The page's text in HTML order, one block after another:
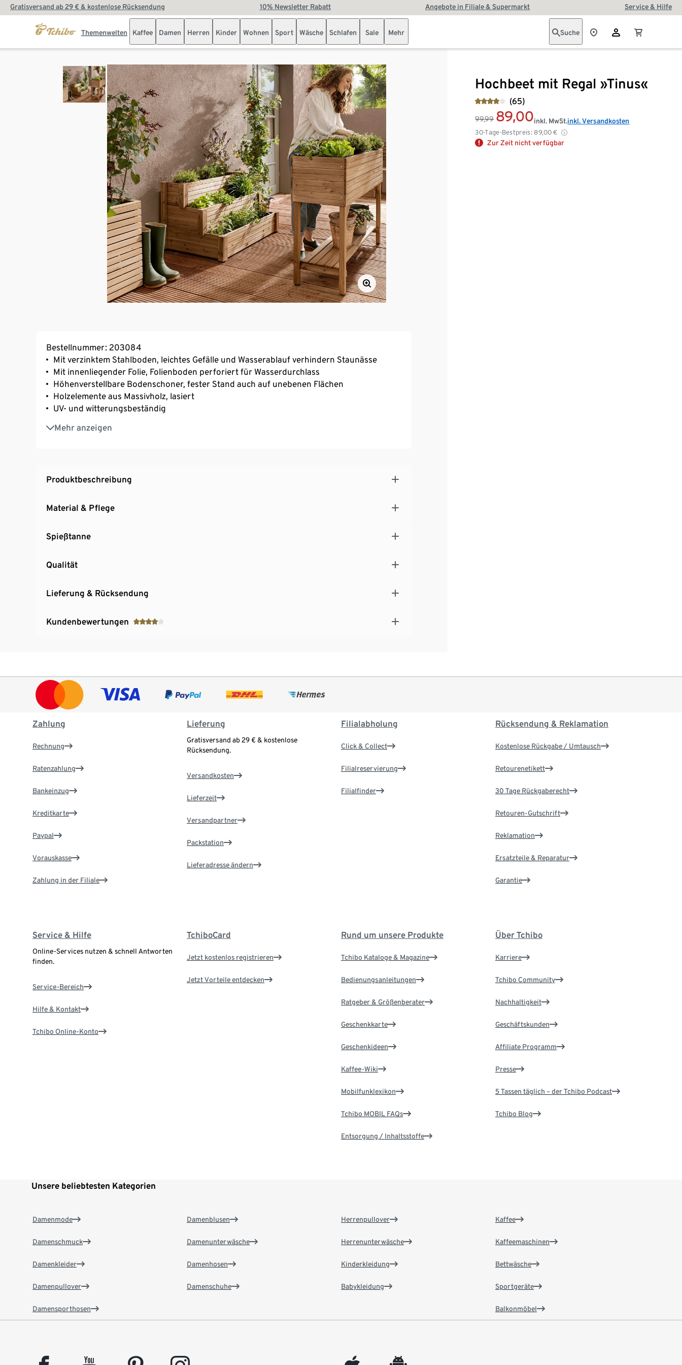
Gratisversand ab 29 € & kostenlose Rücksendung 10% Newsletter Rabatt Angebote in Filiale & Supermarkt Service & Hilfe
Themenwelten Kaffee Damen Herren Kinder Wohnen Sport Wäsche Schlafen Sale Mehr Suche
Hochbeet mit Regal »Tinus«
(65)
99,99 89,00
30-Tage-Bestpreis: 89,00 €
inkl. MwSt.inkl. Versandkosten
Zur Zeit nicht verfügbar
Bestellnummer: 203084
Mit verzinktem Stahlboden, leichtes Gefälle und Wasserablauf verhindern Staunässe
Mit innenliegender Folie, Folienboden perforiert für Wasserdurchlass
Höhenverstellbare Bodenschoner, fester Stand auch auf unebenen Flächen
Holzelemente aus Massivholz, lasiert
UV- und witterungsbeständig
Mehr anzeigen
Ein Element unserer Möbelserie »Tinus«
Produktbeschreibung
Material & Pflege
Spießtanne
Qualität
Lieferung & Rücksendung
Kundenbewertungen
Zahlung
Rechnung
Ratenzahlung
Bankeinzug
Kreditkarte
Paypal
Vorauskasse
Zahlung in der Filiale
Lieferung
Gratisversand ab 29 € & kostenlose
Rücksendung.
Versandkosten
Lieferzeit
Versandpartner
Packstation
Lieferadresse ändern
Filialabholung
Click & Collect
Filialreservierung
Filialfinder
Rücksendung & Reklamation
Kostenlose Rückgabe / Umtausch
Retourenetikett
30 Tage Rückgaberecht
Retouren-Gutschrift
Reklamation
Ersatzteile & Reparatur
Garantie
Service & Hilfe
Online-Services nutzen & schnell Antworten
finden.
Service-Bereich
Hilfe & Kontakt
Tchibo Online-Konto
TchiboCard
Jetzt kostenlos registrieren
Jetzt Vorteile entdecken
Rund um unsere Produkte
Tchibo Kataloge & Magazine
Bedienungsanleitungen
Ratgeber & Größenberater
Geschenkkarte
Geschenkideen
Kaffee-Wiki
Mobilfunklexikon
Tchibo MOBIL FAQs
Entsorgung / Inhaltsstoffe
Über Tchibo
Karriere
Tchibo Community
Nachhaltigkeit
Geschäftskunden
Affiliate Programm
Presse
5 Tassen täglich – der Tchibo Podcast
Tchibo Blog
Unsere beliebtesten Kategorien
Damenmode
Damenschmuck
Damenkleider
Damenpullover
Damensporthosen
Damenblusen
Damenunterwäsche
Damenhosen
Damenschuhe
Herrenpullover
Herrenunterwäsche
Kinderkleidung
Babykleidung
Kaffee
Kaffeemaschinen
Bettwäsche
Sportgeräte
Balkonmöbel